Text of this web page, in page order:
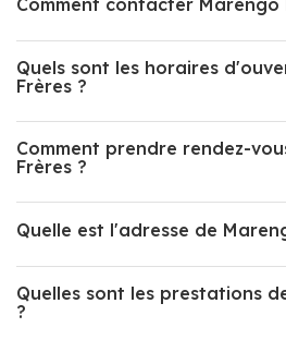
Comment contacter Marengo
Quels sont les horaires
Frères ?
Comment prendre rendez-
Frères ?
Quelle est l'adresse de
Quelles sont les prestations
?